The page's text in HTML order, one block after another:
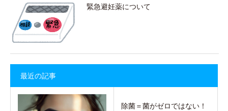
緊急避妊薬について
最近の記事
除菌＝菌がゼロではない！